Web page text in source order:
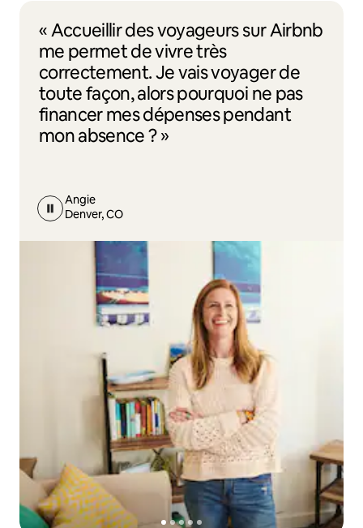
« Accueillir des voyageurs sur Airbnb
me permet de vivre très
correctement. Je vais voyager de
toute façon, alors pourquoi ne pas
financer mes dépenses pendant
mon absence ? »
Angie
Denver, CO